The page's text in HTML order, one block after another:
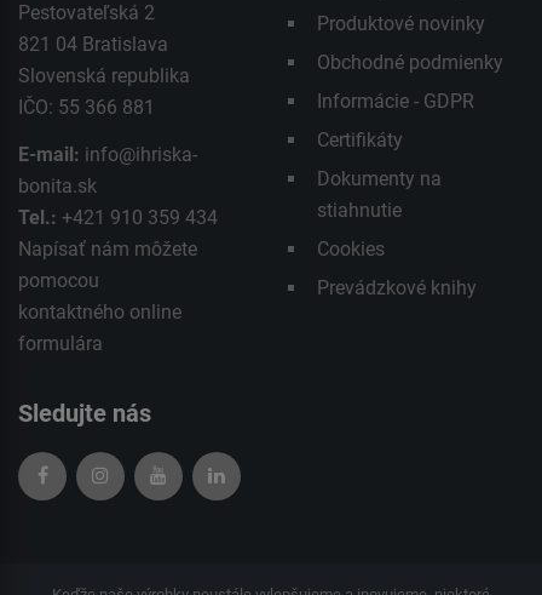
Pestovateľská 2
821 04 Bratislava
Slovenská republika
IČO: 55 366 881
E-mail: info@ihriska-
bonita.sk
Tel.: +421 910 359 434
Napísať nám môžete
pomocou
kontaktného online
formulára
Produktové novinky
Obchodné podmienky
Informácie - GDPR
Certifikáty
Dokumenty na
stiahnutie
Cookies
Prevádzkové knihy
Sledujte nás